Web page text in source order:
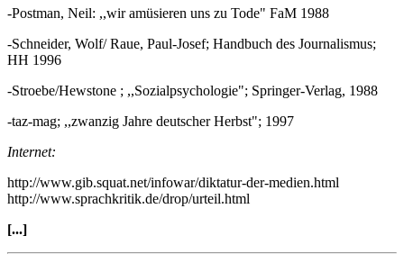
-Postman, Neil: ,,wir amüsieren uns zu Tode" FaM 1988
-Schneider, Wolf/ Raue, Paul-Josef; Handbuch des Journalismus;
HH 1996
-Stroebe/Hewstone ; ,,Sozialpsychologie"; Springer-Verlag, 1988
-taz-mag; ,,zwanzig Jahre deutscher Herbst"; 1997
Internet:
http://www.gib.squat.net/infowar/diktatur-der-medien.html
http://www.sprachkritik.de/drop/urteil.html
[...]